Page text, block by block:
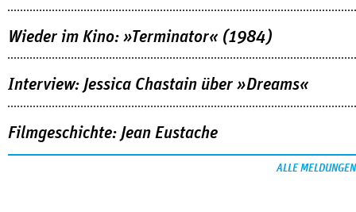
Wieder im Kino: »Terminator« (1984)
Interview: Jessica Chastain über »Dreams«
Filmgeschichte: Jean Eustache
ALLE MELDUNGEN